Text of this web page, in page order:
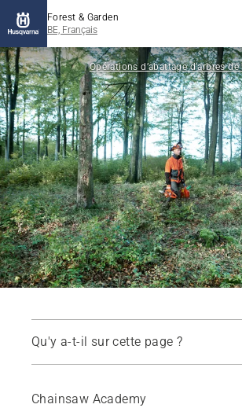
Forest & Garden
BE, Français
Opérations d’abattage d’arbres de
Qu'y a-t-il sur cette page ?
Distance de sécurité
Chainsaw Academy